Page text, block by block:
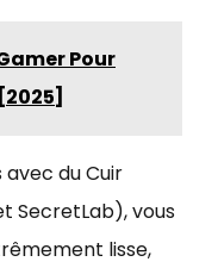
Pour
avec du Cuir
SecretLab), vous
lisse,